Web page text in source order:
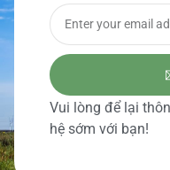
Vui lòng để lại
hệ sớm với bạn!